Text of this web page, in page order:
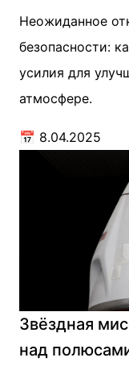
Неожиданное
безопасности:
усилия для
атмосфере.
📅 8.04.2025
Звёздная
над